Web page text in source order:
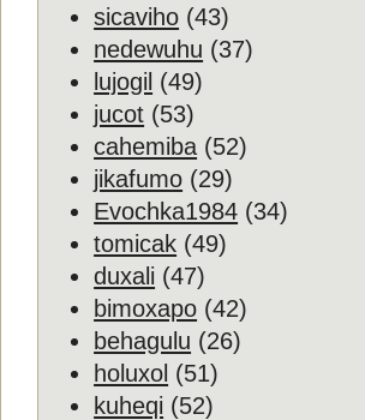
sicaviho (43)
nedewuhu (37)
lujogil (49)
jucot (53)
cahemiba (52)
jikafumo (29)
Evochka1984 (34)
tomicak (49)
duxali (47)
bimoxapo (42)
behagulu (26)
holuxol (51)
kuheqi (52)